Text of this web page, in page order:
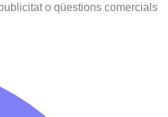
o qüestions comercials